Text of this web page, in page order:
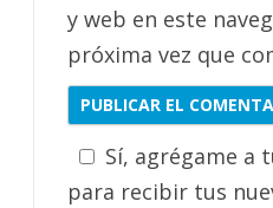
y web en este
próxima vez que
Sí, agrégame a
para recibir tus